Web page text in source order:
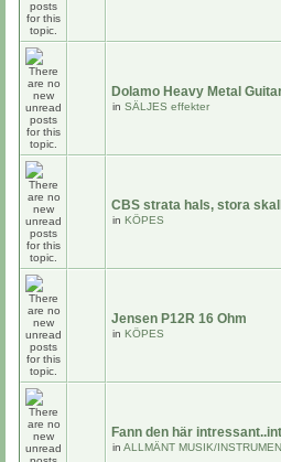
Dolamo Heavy Metal
in SÄLJES effekter
CBS strata hals, stora
in KÖPES
Jensen P12R 16 Ohm
in KÖPES
Fann den här
in ALLMÄNT MUSIK/